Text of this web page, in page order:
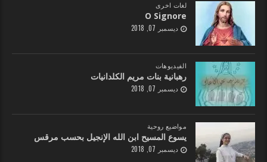
لغات اخرى
O Signore
ديسمبر 07, 2018
الفيديوهات
رهبانية بنات مريم الكلدانيات
ديسمبر 07, 2018
مواضيع روحية
يسوع المسيح ابن الله الإنجيل بحسب مرقس
ديسمبر 07, 2018